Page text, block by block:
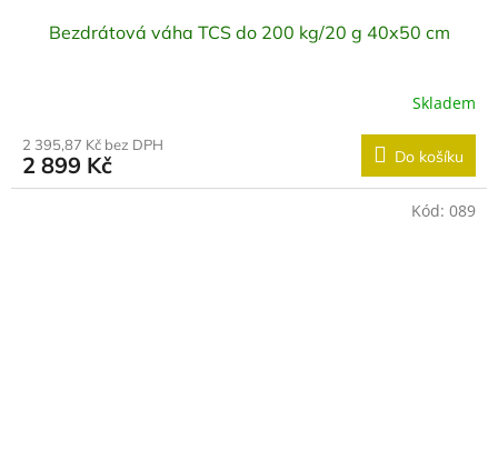
Bezdrátová váha TCS do 200 kg/20 g 40x50 cm
Skladem
2 395,87 Kč bez DPH
2 899 Kč Do košíku
Kód: 089